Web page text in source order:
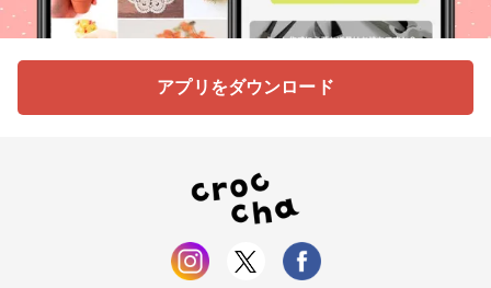
アプリをダウンロード